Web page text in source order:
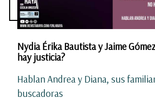
Nydia Érika Bautista y Jaime
hay justicia?
Hablan Andrea y Diana, sus
buscadoras